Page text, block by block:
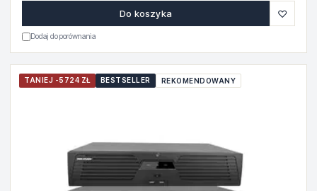
Do koszyka ♡
Dodaj do porównania
TANIEJ -5724 ZŁ BESTSELLER REKOMENDOWANY